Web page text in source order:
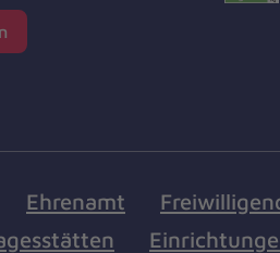
Ehrenamt